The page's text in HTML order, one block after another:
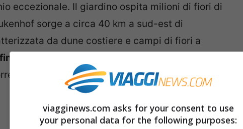
eccezionale. Il giardino ospita milioni di fiori di
sorge a circa 40 km a sud-est di
da dune costiere e campi di fiori a
di marzo a metà maggio
a visitarlo.
viagginews.com asks for your consent to use
your personal data for the following purposes: